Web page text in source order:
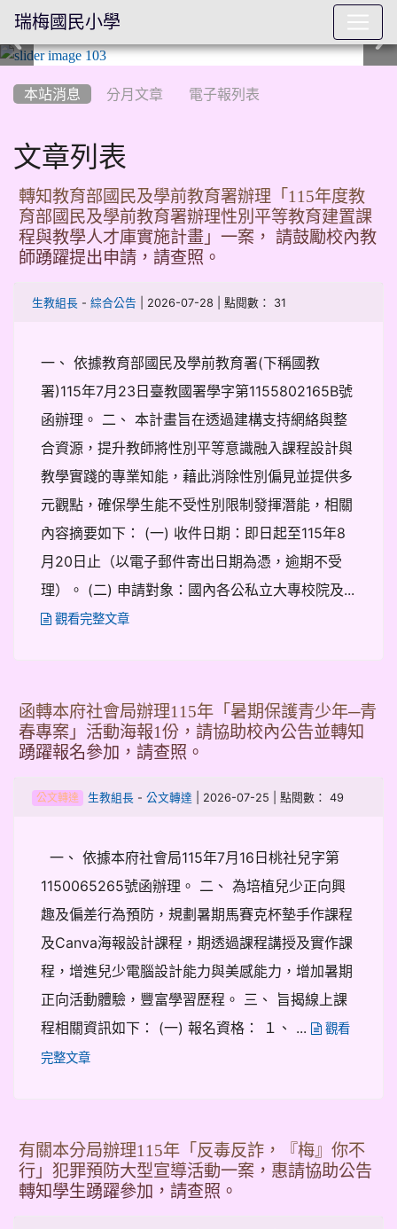
本站消息 分月文章 電子報列表
文章列表
轉知教育部國民及學前教育署辦理「115年度教
育部國民及學前教育署辦理性別平等教育建置課
程與教學人才庫實施計畫」一案， 請鼓勵校內教
師踴躍提出申請，請查照。
生教組長 - 綜合公告 | 2026-07-28 | 點閱數： 31
一、 依據教育部國民及學前教育署(下稱國教
署)115年7月23日臺教國署學字第1155802165B號
函辦理。 二、 本計畫旨在透過建構支持網絡與整
合資源，提升教師將性別平等意識融入課程設計與
教學實踐的專業知能，藉此消除性別偏見並提供多
元觀點，確保學生能不受性別限制發揮潛能，相關
內容摘要如下： (一) 收件日期：即日起至115年8
月20日止（以電子郵件寄出日期為憑，逾期不受
理）。 (二) 申請對象：國內各公私立大專校院及...
觀看完整文章
函轉本府社會局辦理115年「暑期保護青少年─青
春專案」活動海報1份，請協助校內公告並轉知
踴躍報名參加，請查照。
公文轉達 生教組長- 公文轉達 | 2026-07-25 | 點閱數： 49
一、 依據本府社會局115年7月16日桃社兒字第
1150065265號函辦理。 二、 為培植兒少正向興
趣及偏差行為預防，規劃暑期馬賽克杯墊手作課程
及Canva海報設計課程，期透過課程講授及實作課
程，增進兒少電腦設計能力與美感能力，增加暑期
正向活動體驗，豐富學習歷程。 三、 旨揭線上課
程相關資訊如下： (一) 報名資格： １、 ...
觀看
完整文章
有關本分局辦理115年「反毒反詐，『梅』你不
行」犯罪預防大型宣導活動一案，惠請協助公告
轉知學生踴躍參加，請查照。
瑞梅國民小學